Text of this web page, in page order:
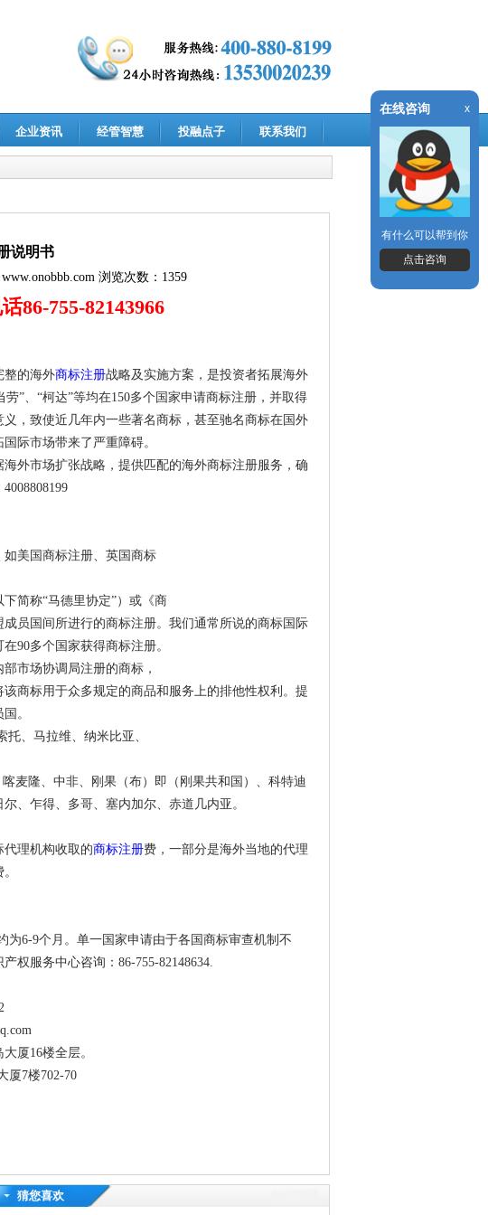
企业资讯 经管智慧 投融点子 联系我们
说明书
www.onobbb.com 浏览次数：1359
86-755-82143966
整的海外商标注册战略及实施方案，是投资者拓展海外
”、“柯达”等均在150多个国家申请商标注册，并取得
，致使近几年内一些著名商标，甚至驰名商标在国外
际市场带来了严重障碍。
外市场扩张战略，提供匹配的海外商标注册服务，确
如美国商标注册、英国商标
简称“马德里协定”）或《商
员国间所进行的商标注册。我们通常所说的商标国际
90多个国家获得商标注册。
市场协调局注册的商标，
商标用于众多规定的商品和服务上的排他性权利。提
。
、马拉维、纳米比亚、
麦隆、中非、刚果（布）即（刚果共和国）、科特迪
、乍得、多哥、塞内加尔、赤道几内亚。
代理机构收取的商标注册费，一部分是海外当地的代理
为6-9个月。单一国家申请由于各国商标审查机制不
权服务中心咨询：86-755-82148634.
厦16楼全层。
厦7楼702-70
猜您喜欢
在线咨询 x
有什么可以帮到你
点击咨询